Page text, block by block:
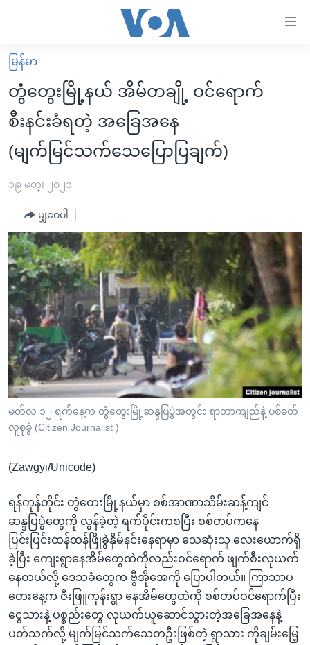
လွယ်ကူ
စေ
သည့်
များ
ပင်မ
ကျော်
ကြည့်
ရန်
ပင်မ
အ
ညွန်း
စာမျက်နှာ
သို့
ကျော်
ကြည့်
ရန်
ရန်
သို့
ကျော်
ရန်
မူလစာမျက်နှာ
မြန်မာ
ကမ္ဘာ့သတင်းများ
နိုင်ငံတကာ
အစ္စရေး-ပါလက်စတိုင်း
ဗွီဒီယို
အင်္ဂလိပ်စာလေ့လာမယ်
အမေရိကန်သုံးအီဒီယံ
မကြေးမုံရဲ့ အင်္ဂလိပ်စာ
ရုပ်ရှင်ထဲက အင်္ဂလိပ်စာ
သုတပဒေသာ အင်္ဂလိပ်စာ
အပတ်စဉ်ကဏ္ဍများ
ရေဒီယို
တီဗွီ
ရေဒီယိုနှင့်ရုပ်သံ အချက်အလက်များ
ရေဒီယို/တီဗွီအစီအစဉ်
Learning English
ဗွီအိုအေ လူမှုကွန်ယက်များ
ဘာသာစကားများ
မြန်မာ
တွံတွေးမြို့နယ် အိမ်တချို့ ဝင်ရောက်
စီးနင်းခံရတဲ့ အခြေအနေ
(မျက်မြင်သက်သေပြောပြချက်)
၁၉ မတ္၊ ၂၀၂၁
မျှဝေပါ
မတ်လ ၁၂ ရက်နေ့က တွံတွေးမြို့ဆန္ဒပြပွဲအတွင်း ရာဘာကျည်နဲ့ ပစ်ခတ်
လူစုခွဲ (Citizen Journalist )
(Zawgyi/Unicode)
ရန်ကုန်တိုင်း တွံတေးမြို့နယ်မှာ စစ်အာဏာသိမ်းဆန့်ကျင်
ဆန္ဒပြပွဲတွေကို လွန်ခဲ့တဲ့ ရက်ပိုင်းကစပြီး စစ်တပ်ကနေ
ပြင်းပြင်းထန်ထန်ဖြိုခွဲနှိမ်နင်းနေရာမှာ သေဆုံးသူ လေးယောက်ရှိ
ခဲ့ပြီး ကျေးရွာနေအိမ်တွေထဲကိုလည်းဝင်ရောက် ဖျက်စီးလုယက်
နေတယ်လို့ ဒေသခံတွေက ဗွီအိုအေကို ပြောပါတယ်။ ကြာသာပ
တေးနေ့က ဇီးဖြူကုန်းရွာ နေအိမ်တွေထဲကို စစ်တပ်ဝင်ရောက်ပြီး
ငွေသားနဲ့ ပစ္စည်းတွေ လုယက်ယူဆောင်သွားတဲ့အခြေအနေနဲ့
ပတ်သက်လို့ မျက်မြင်သက်သေတဦးဖြစ်တဲ့ ရွာသား ကိုချမ်းမြေ့